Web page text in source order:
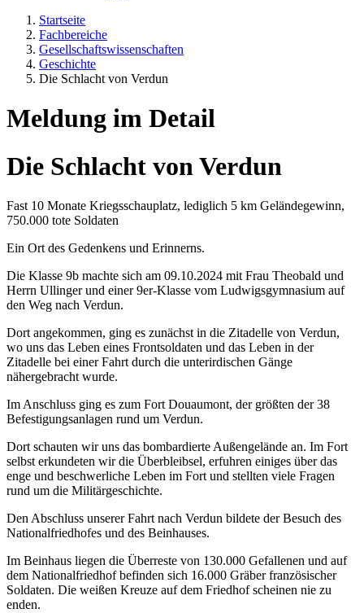
Startseite
Fachbereiche
Gesellschaftswissenschaften
Geschichte
Die Schlacht von Verdun
Meldung im Detail
Die Schlacht von Verdun
Fast 10 Monate Kriegsschauplatz, lediglich 5 km Geländegewinn,
750.000 tote Soldaten
Ein Ort des Gedenkens und Erinnerns.
Die Klasse 9b machte sich am 09.10.2024 mit Frau Theobald und
Herrn Ullinger und einer 9er-Klasse vom Ludwigsgymnasium auf
den Weg nach Verdun.
Dort angekommen, ging es zunächst in die Zitadelle von Verdun,
wo uns das Leben eines Frontsoldaten und das Leben in der
Zitadelle bei einer Fahrt durch die unterirdischen Gänge
nähergebracht wurde.
Im Anschluss ging es zum Fort Douaumont, der größten der 38
Befestigungsanlagen rund um Verdun.
Dort schauten wir uns das bombardierte Außengelände an. Im Fort
selbst erkundeten wir die Überbleibsel, erfuhren einiges über das
enge und beschwerliche Leben im Fort und stellten viele Fragen
rund um die Militärgeschichte.
Den Abschluss unserer Fahrt nach Verdun bildete der Besuch des
Nationalfriedhofes und des Beinhauses.
Im Beinhaus liegen die Überreste von 130.000 Gefallenen und auf
dem Nationalfriedhof befinden sich 16.000 Gräber französischer
Soldaten. Die weißen Kreuze auf dem Friedhof scheinen nie zu
enden.